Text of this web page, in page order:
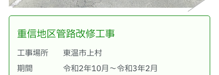
重信地区管路改修工事
工事場所
東温市上村
期間
令和2年10月～令和3年2月